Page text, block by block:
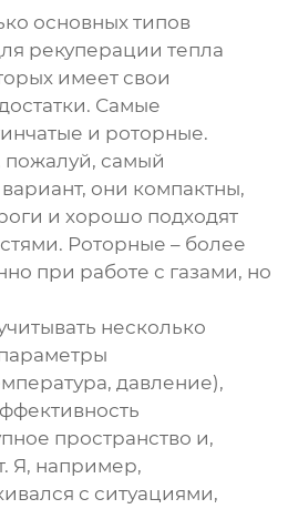
основных типов
рекуперации тепла
имеет свои
Самые
и роторные.
пожалуй, самый
они компактны,
и хорошо подходят
Роторные – более
при работе с газами, но
несколько
давление),
пространство и,
Я, например,
с ситуациями,